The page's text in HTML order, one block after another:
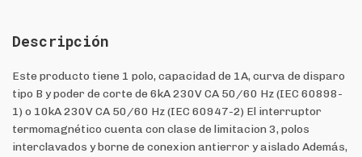
Descripción
Este producto tiene 1 polo, capacidad de 1A, curva de disparo
tipo B y poder de corte de 6kA 230V CA 50/60 Hz (IEC 60898-
1) o 10kA 230V CA 50/60 Hz (IEC 60947-2) El interruptor
termomagnético cuenta con clase de limitacion 3, polos
interclavados y borne de conexion antierror y aislado Además,